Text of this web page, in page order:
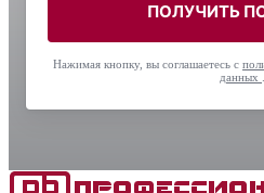
ПОЛУЧИТЬ
Нажимая кнопку, вы соглашаетесь с
данных